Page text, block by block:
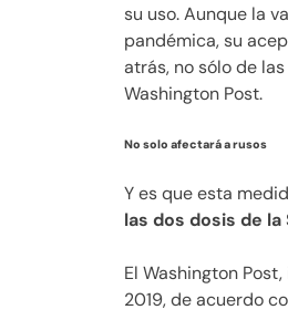
su uso. Aunque la
pandémica, su
atrás, no sólo de
Washington Post.
No solo afectará a rusos
Y es que esta
las dos dosis de
El Washington
2019, de acuerdo